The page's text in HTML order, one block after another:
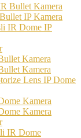
Bullet Kamera
IP Kamera
IR Dome IP
Kamera
Kamera
Lens IP Dome
Kamera
Kamera
IR Dome